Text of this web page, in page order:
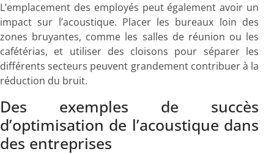
L’emplacement des employés peut également avoir un
impact sur l’acoustique. Placer les bureaux loin des
zones bruyantes, comme les salles de réunion ou les
cafétérias, et utiliser des cloisons pour séparer les
différents secteurs peuvent grandement contribuer à la
réduction du bruit.
Des exemples de succès
d’optimisation de l’acoustique dans
des entreprises